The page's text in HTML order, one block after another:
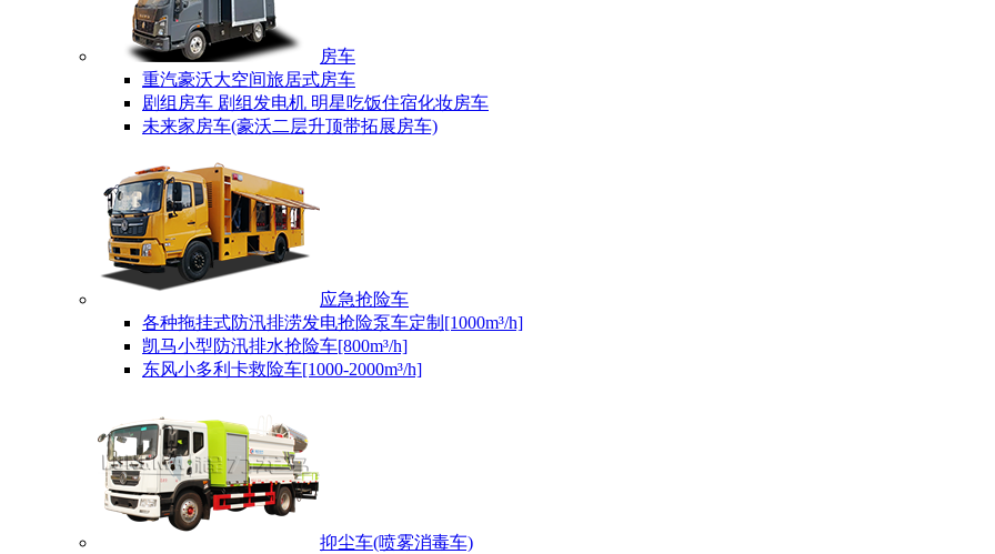
房车
重汽豪沃大空间旅居式房车
剧组房车 剧组发电机 明星吃饭住宿化妆房车
未来家房车(豪沃二层升顶带拓展房车)
应急抢险车
各种拖挂式防汛排涝发电抢险泵车定制[1000m³/h]
凯马小型防汛排水抢险车[800m³/h]
东风小多利卡救险车[1000-2000m³/h]
抑尘车(喷雾消毒车)